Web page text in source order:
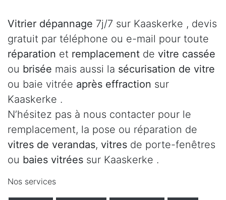
Vitrier dépannage 7j/7 sur Kaaskerke , devis
gratuit par téléphone ou e-mail pour toute
réparation et remplacement de vitre cassée
ou brisée mais aussi la sécurisation de vitre
ou baie vitrée après effraction sur
Kaaskerke .
N’hésitez pas à nous contacter pour le
remplacement, la pose ou réparation de
vitres de verandas, vitres de porte-fenêtres
ou baies vitrées sur Kaaskerke .
Nos services